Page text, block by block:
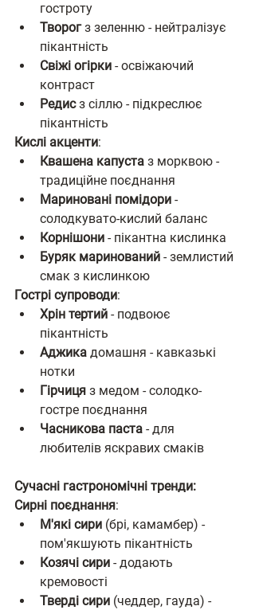
гостроту
Творог з зеленню - нейтралізує
пікантність
Свіжі огірки - освіжаючий
контраст
Редис з сіллю - підкреслює
пікантність
Кислі акценти:
Квашена капуста з морквою -
традиційне поєднання
Мариновані помідори -
солодкувато-кислий баланс
Корнішони - пікантна кислинка
Буряк маринований - землистий
смак з кислинкою
Гострі супроводи:
Хрін тертий - подвоює
пікантність
Аджика домашня - кавказькі
нотки
Гірчиця з медом - солодко-
гостре поєднання
Часникова паста - для
любителів яскравих смаків
Сучасні гастрономічні тренди:
Сирні поєднання:
М'які сири (брі, камамбер) -
пом'якшують пікантність
Козячі сири - додають
кремовості
Тверді сири (чеддер, гауда) -